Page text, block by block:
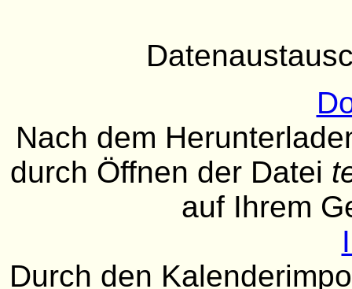
Nach dem
durch Öffnen der Datei
auf Ihrem
Durch den